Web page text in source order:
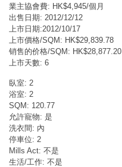
業主協會費: HK$4,945/個月
出售日期: 2012/12/12
上市日期:2012/10/17
上市價格/SQM: HK$29,839.78
销售的价格/SQM: HK$28,877.20
上市天數: 6
臥室: 2
浴室: 2
SQM: 120.77
允許寵物: 是
洗衣間: 內
停車位: 2
Mills Act: 不是
生活/工作: 不是